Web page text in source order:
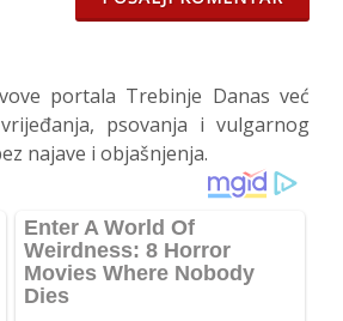
portala Trebinje Danas već
psovanja i vulgarnog
najave i objašnjenja.